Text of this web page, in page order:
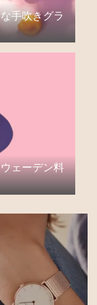
手吹きグラ
ェーデン料